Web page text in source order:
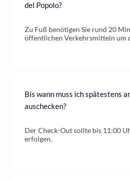
del Popolo?
Zu Fuß benötigen Sie rund 20
öffentlichen Verkehrsmitteln um
Bis wann muss ich spätestens
auschecken?
Der Check-Out sollte bis 11:00
erfolgen.